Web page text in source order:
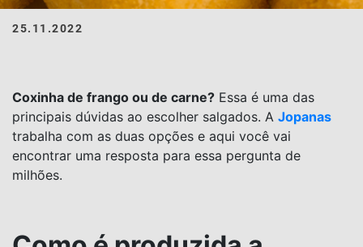
25.11.2022
Coxinha de frango ou de carne? Essa é uma das
principais dúvidas ao escolher salgados. A Jopanas
trabalha com as duas opções e aqui você vai
encontrar uma resposta para essa pergunta de
milhões.